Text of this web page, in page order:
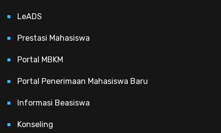
LeADS
Prestasi Mahasiswa
Portal MBKM
Portal Penerimaan Mahasiswa Baru
Informasi Beasiswa
Konseling